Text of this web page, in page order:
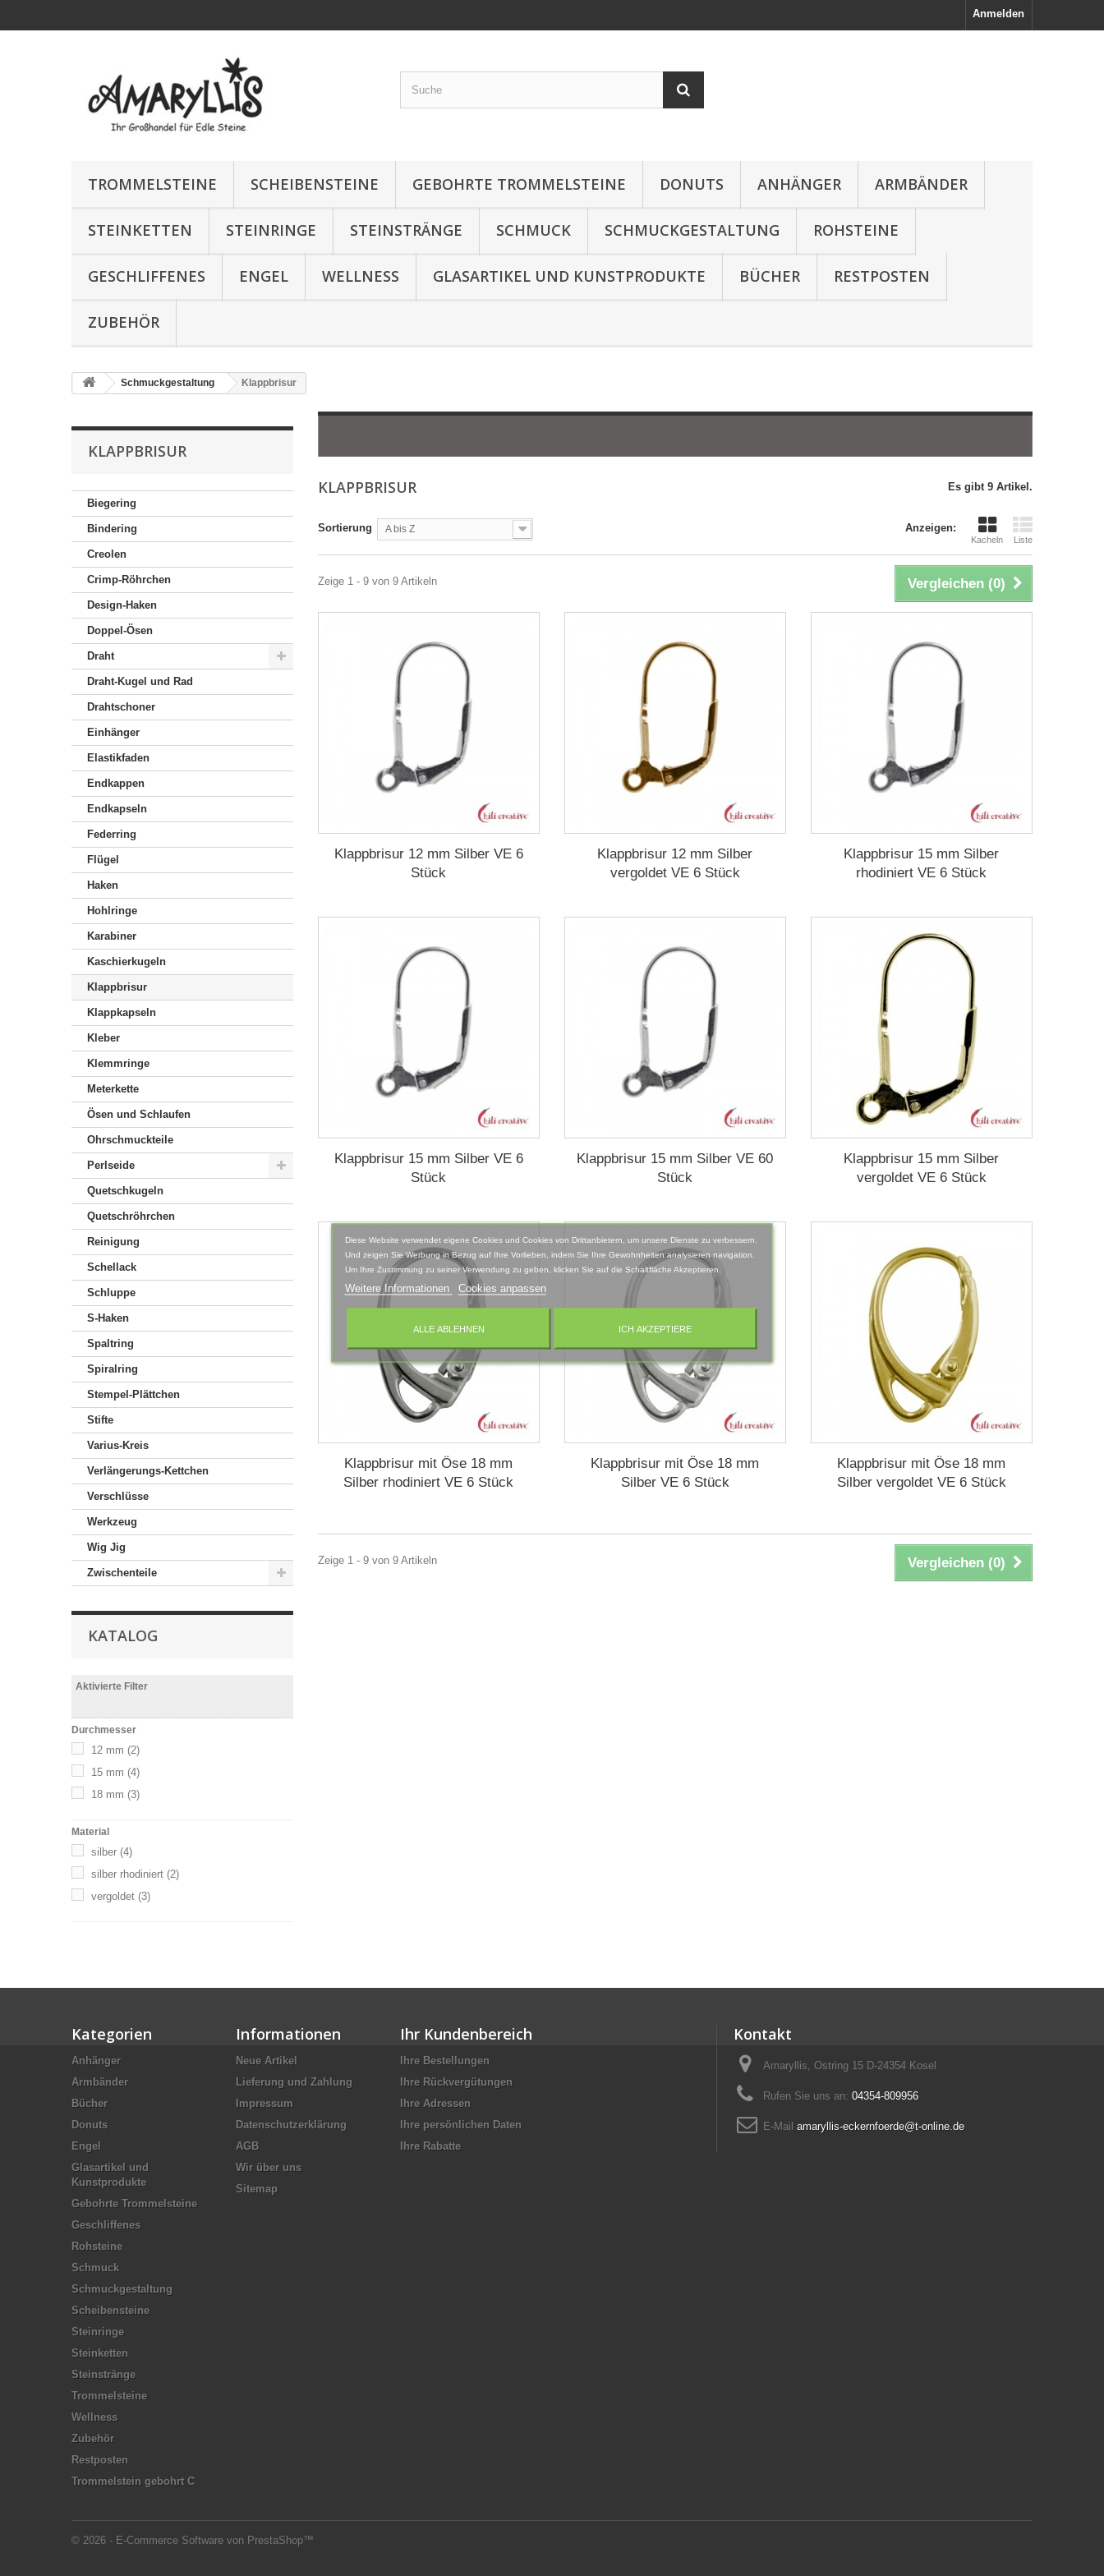
Anmelden
TROMMELSTEINE SCHEIBENSTEINE GEBOHRTE TROMMELSTEINE DONUTS ANHÄNGER ARMBÄNDER
STEINKETTEN STEINRINGE STEINSTRÄNGE SCHMUCK SCHMUCKGESTALTUNG ROHSTEINE
GESCHLIFFENES ENGEL WELLNESS GLASARTIKEL UND KUNSTPRODUKTE BÜCHER RESTPOSTEN
ZUBEHÖR
Schmuckgestaltung Klappbrisur
KLAPPBRISUR
Biegering
Bindering
Creolen
Crimp-Röhrchen
Design-Haken
Doppel-Ösen
Draht
Draht-Kugel und Rad
Drahtschoner
Einhänger
Elastikfaden
Endkappen
Endkapseln
Federring
Flügel
Haken
Hohlringe
Karabiner
Kaschierkugeln
Klappbrisur
Klappkapseln
Kleber
Klemmringe
Meterkette
Ösen und Schlaufen
Ohrschmuckteile
Perlseide
Quetschkugeln
Quetschröhrchen
Reinigung
Schellack
Schluppe
S-Haken
Spaltring
Spiralring
Stempel-Plättchen
Stifte
Varius-Kreis
Verlängerungs-Kettchen
Verschlüsse
Werkzeug
Wig Jig
Zwischenteile
KATALOG
Aktivierte Filter
Durchmesser
12 mm (2)
15 mm (4)
18 mm (3)
Material
silber (4)
silber rhodiniert (2)
vergoldet (3)
KLAPPBRISUR Es gibt 9 Artikel.
Anzeigen:
Kacheln Liste
Sortierung A bis Z
Vergleichen (0)
Zeige 1 - 9 von 9 Artikeln
Klappbrisur 12 mm Silber VE 6
Stück
Klappbrisur 12 mm Silber
vergoldet VE 6 Stück
Klappbrisur 15 mm Silber
rhodiniert VE 6 Stück
Klappbrisur 15 mm Silber VE 6
Stück
Klappbrisur 15 mm Silber VE 60
Stück
Klappbrisur 15 mm Silber
vergoldet VE 6 Stück
Klappbrisur mit Öse 18 mm
Silber rhodiniert VE 6 Stück
Klappbrisur mit Öse 18 mm
Silber VE 6 Stück
Klappbrisur mit Öse 18 mm
Silber vergoldet VE 6 Stück
Vergleichen (0)
Zeige 1 - 9 von 9 Artikeln
Kategorien
Anhänger
Armbänder
Bücher
Donuts
Engel
Glasartikel und
Kunstprodukte
Gebohrte Trommelsteine
Geschliffenes
Rohsteine
Schmuck
Schmuckgestaltung
Scheibensteine
Steinringe
Steinketten
Steinstränge
Trommelsteine
Wellness
Zubehör
Restposten
Trommelstein gebohrt C
Informationen
Neue Artikel
Lieferung und Zahlung
Impressum
Datenschutzerklärung
AGB
Wir über uns
Sitemap
© 2026 - E-Commerce Software von PrestaShop™
Ihr Kundenbereich
Ihre Bestellungen
Ihre Rückvergütungen
Ihre Adressen
Ihre persönlichen Daten
Ihre Rabatte
Kontakt
Amaryllis, Ostring 15 D-24354 Kosel
Rufen Sie uns an: 04354-809956
E-Mail amaryllis-eckernfoerde@t-online.de
Diese Website verwendet eigene Cookies und Cookies von Drittanbietern, um unsere Dienste zu verbessern.
Und zeigen Sie Werbung in Bezug auf Ihre Vorlieben, indem Sie Ihre Gewohnheiten analysieren navigation.
Um Ihre Zustimmung zu seiner Verwendung zu geben, klicken Sie auf die Schaltfläche Akzeptieren.
Weitere Informationen Cookies anpassen
ALLE ABLEHNEN ICH AKZEPTIERE